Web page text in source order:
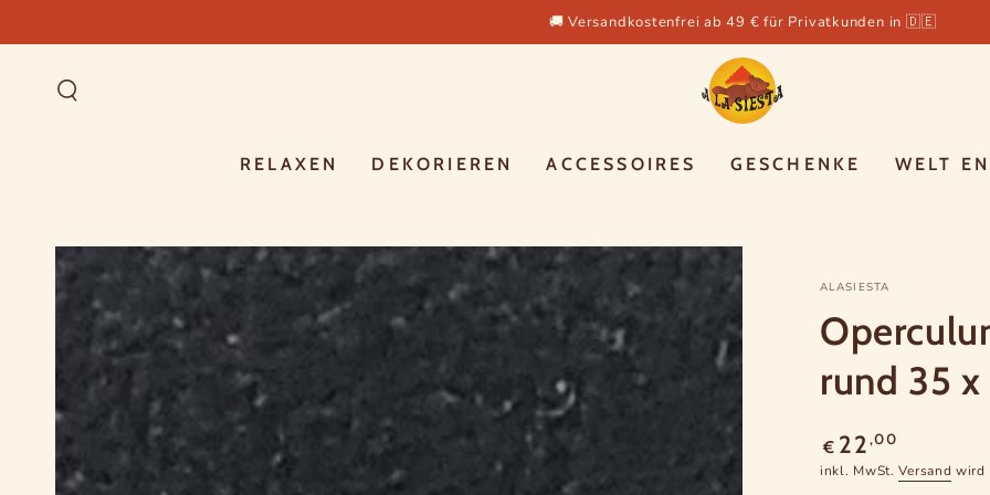
🚚 Versandkostenfrei ab 49 € für Privatkunden in 🇩🇪
RELAXEN DEKORIEREN ACCESSOIRES GESCHENKE WELT
ZU DEN
PRODUKTINFORMATIONEN
SPRINGEN
ALASIESTA
rund 35 x
Regulärer
Preis
€ 22,00
inkl. MwSt.Versand wird